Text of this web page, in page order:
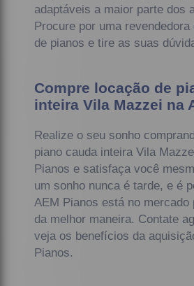
adaptáveis a maior parte dos
Procure por uma revendedora
de pianos e tire as suas
Compre locação de
inteira Vila Mazzei na
Realize o seu sonho
piano cauda inteira Vila
Pianos e satisfaça você
um sonho nunca é tarde, e é
AEM Pianos está no mercado
da melhor maneira. Contate
veja os benefícios da
Pianos.